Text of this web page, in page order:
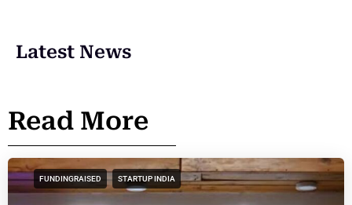
Latest News
Read More
FUNDINGRAISED STARTUP INDIA